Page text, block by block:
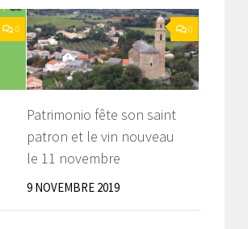
0 0
Patrimonio fête son saint
patron et le vin nouveau
le 11 novembre
9 NOVEMBRE 2019